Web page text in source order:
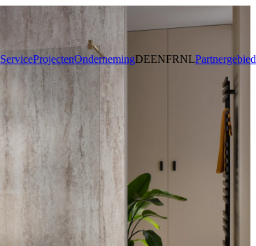
ServiceProjectenOndernemingDEENFRNLPartnergebied